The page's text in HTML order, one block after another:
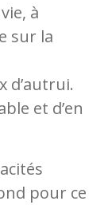
à
sur la
d’autrui.
et d’en
pour ce